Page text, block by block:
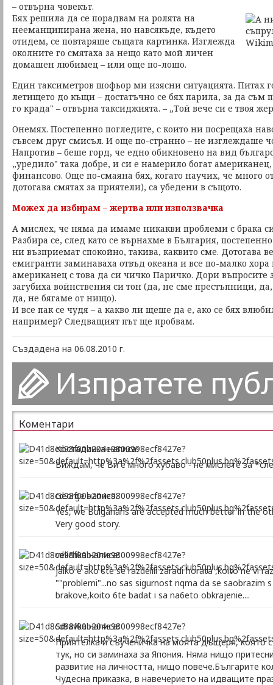
– отвърна човекът.
Бях решила да се порадвам на ролята на
нееманципирана жена, но навсякъде, където
отидем, се повтаряше същата картинка. Изглежда
околните го смятаха за нещо като мой личен
домашен любимец – или още по-лошо.
Един таксиметров шофьор ми изясни ситуацията. Питах
летището до къщи – достатъчно се бях парила, за да съм
го крада" – отвърна таксиджията. – „Той вече си е твоя
Онемях. Постепенно погледите, с които ни посрещаха
съвсем друг смисъл. И още по-странно – не изглеждаше
Напротив – беше горд, че едно обикновено на вид
„уредило" така добре, и си е намерило богат американец,
финансово. Още по-смаяна бях, когато научих, че много
дотогава смятах за приятели), са убедени в същото.
Можех да избирам – жертва или използвачка
А мислех, че няма да имаме никакви проблеми с брака
Разбира се, след като се върнахме в България,
ни възприемат спокойно, такива, каквито сме. Дотогава
емигранти заминаваха отвъд океана и все по-малко хора
американец с това да си чичко Паричко. Дори въпросите
загубиха войнствения си тон (да, не сме престъпници,
да, не бягаме от нищо).
И все пак се чудя – а какво ли щеше да е, ако се бях
например? Следващият път ще пробвам.
Създадена на 06.08.2010 г.
Изпратете
Коментари
Костадинка написа:
Виждам, че Ви е много хубаво - не мислете за
George написа:
Yes, we Bulgarians are accepted much better in the
Very good story.
velichka написа:
jalko e ako ste se razdelili zaradi horata ,koito ne vi
""problemi"...no sas sigurnost nqma da se
brakove,koito 6te badat i sa na6eto obkrajenie....
Sdravka написа:
Приятелка и съученичка на моята дъщеря,
тук, но си заминаха за Япония. Няма нищо
развитие на личността, нищо повече.Българите
Чудесна приказка, в навечерието на идващите